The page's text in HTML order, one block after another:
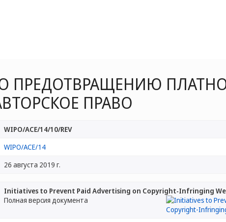
ПРЕДОТВРАЩЕНИЮ
ПРАВО
WIPO/ACE/14/10/REV
WIPO/ACE/14
26 августа 2019 г.
Initiatives to Prevent Paid Advertising on Copyright-Infringing
Полная версия документа